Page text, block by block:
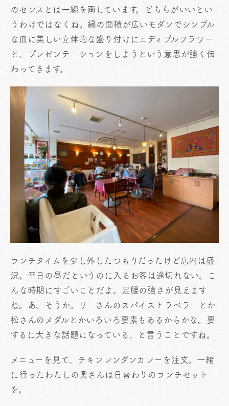
のセンスとは一線を画しています。どちらがいいとい
うわけではなくね。縁の面積が広いモダンでシンプル
な皿に美しい立体的な盛り付けにエディブルフラワー
と、プレゼンテーションをしようという意思が強く伝
わってきます。
ランチタイムを少し外したつもりだったけど店内は盛
況。平日の昼だというのに入るお客は途切れない。こ
んな時期にすごいことだよ。足腰の強さが見えます
ね。あ、そうか。リーさんのスパイストラベラーとか
松さんのメダルとかいろいろ要素もあるからかな。要
するに大きな話題になっている、と言うことですね。
メニューを見て、チキンレンダンカレーを注文。一緒
に行ったわたしの奥さんは日替わりのランチセット
を。